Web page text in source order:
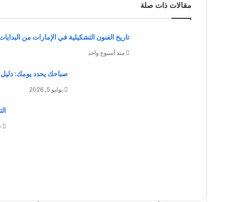
مقالات ذات صلة
تاريخ الفنون التشكيلية في الإمارات من
منذ أسبوع واحد
صباحك يحدد يومك:
يوليو 5, 2026